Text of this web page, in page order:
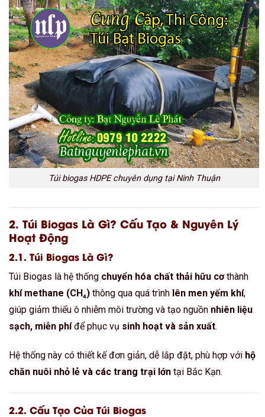
Túi biogas HDPE chuyên dụng tại Ninh Thuận
2. Túi Biogas Là Gì? Cấu Tạo & Nguyên Lý
Hoạt Động
2.1. Túi Biogas Là Gì?
Túi Biogas là hệ thống chuyển hóa chất thải hữu cơthành
khí methane (CH₄) thông qua quá trình lên men yếm khí,
giúp giảm thiểu ô nhiễm môi trường và tạo nguồn nhiên liệu
sạch, miễn phíđể phục vụ sinh hoạt và sản xuất.
Hệ thống này có thiết kế đơn giản, dễ lắp đặt, phù hợp với hộ
chăn nuôi nhỏ lẻ và các trang trại lớn tại Bắc Kạn.
2.2. Cấu Tạo Của Túi Biogas